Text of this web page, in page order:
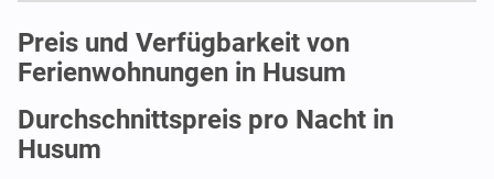
Preis und Verfügbarkeit von
Ferienwohnungen in Husum
Durchschnittspreis pro Nacht in
Husum